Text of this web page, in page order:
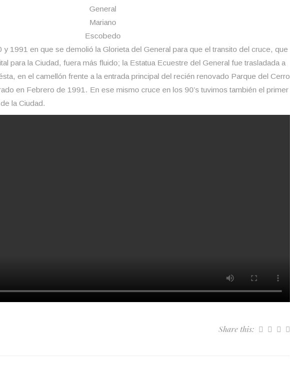
General
Mariano
Escobedo
y 1991 en que se demolió la Glorieta del General para que el transito del cruce, que
para la Ciudad, fuera más fluido; la Estatua Ecuestre del General fue trasladada a
en el camellón frente a la entrada principal del recién renovado Parque del Cerro
en Febrero de 1991. En ese mismo cruce en los 90’s tuvimos también el primer
la Ciudad.
Share this: